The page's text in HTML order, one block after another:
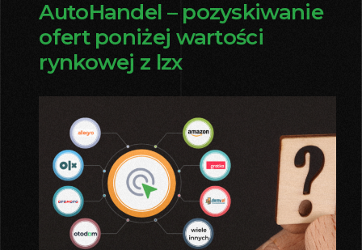
AutoHandel – pozyskiwanie
ofert poniżej wartości
rynkowej z lzx